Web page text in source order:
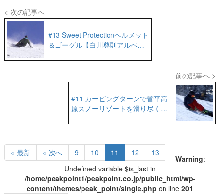
< 次の記事へ
#13 Sweet Protectionヘルメット
＆ゴーグル【白川尊則アルペン
前の記事へ >
#11 カービングターンで菅平高
原スノーリゾートを滑り尽くし
« 最新 « 次へ 9 10 11 12 13
Warning:
Undefined variable $is_last in
/home/peakpoint1/peakpoint.co.jp/public_html/wp-
content/themes/peak_point/single.php on line201